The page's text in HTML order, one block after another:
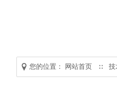
您的位置： 网站首页 ∷ 技